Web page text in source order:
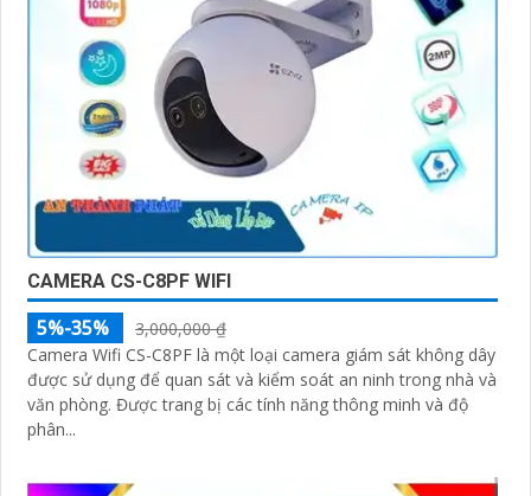
CAMERA CS-C8PF WIFI
5%-35%
3,000,000 ₫
Camera Wifi CS-C8PF là một loại camera giám sát không dây
được sử dụng để quan sát và kiểm soát an ninh trong nhà và
văn phòng. Được trang bị các tính năng thông minh và độ
phân...